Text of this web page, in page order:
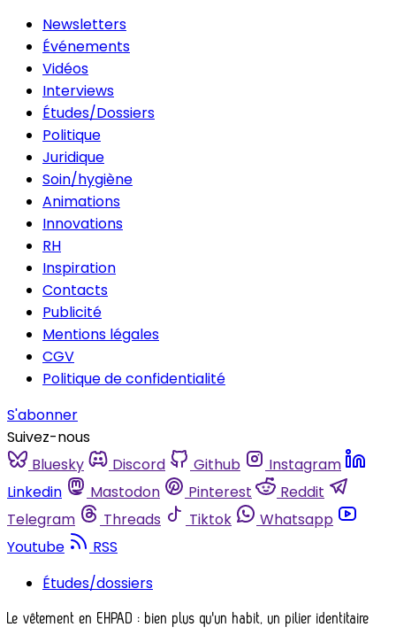
Newsletters
Événements
Vidéos
Interviews
Études/Dossiers
Politique
Juridique
Soin/hygiène
Animations
Innovations
RH
Inspiration
Contacts
Publicité
Mentions légales
CGV
Politique de confidentialité
S'abonner
Suivez-nous
Bluesky
Discord Github
Instagram
Linkedin
Mastodon Pinterest
Reddit
Telegram
Threads Tiktok
Whatsapp
Youtube
RSS
Études/dossiers
Le vêtement en EHPAD : bien plus qu'un habit, un pilier identitaire